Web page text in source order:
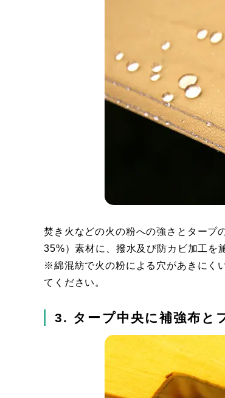
焚き火などの火の粉への強さとタープ
35%）素材に、撥水及び防カビ加工を
※綿混紡で火の粉による穴があきにく
てください。
3. タープ中央に補強布と